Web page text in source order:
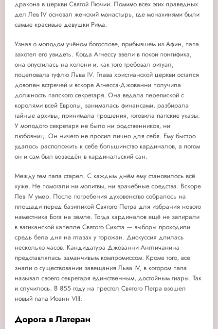
дракона в церкви Святой Лючии. Помимо всех этих праведных
дел Лев IV основал женский монастырь, где монахинями были
самые красивые девушки Рима.
Узнав о молодом учёном богослове, прибывшем из Афин, папа
захотел его увидеть. Когда Агнессу ввели в покои понтифика,
она опустилась на колени и, как того требовал ритуал,
поцеловала туфлю Льва IV. Глава христианской церкви остался
доволен встречей и вскоре Агнесса-Джованни получила
должность папского секретаря. Она ведала перепиской с
королями всей Европы, занималась финансами, разбирала
тайные архивы, принимала прошения, готовила папские указы.
У молодого секретаря не было ни родственников, ни
любовниц. Он ничего не просил лично для себя. Ему быстро
удалось расположить к себе большинство кардиналов, а потом
он и сам был возведён в кардинальский сан.
Между тем папа старел. С каждым днём ему становилось всё
хуже. Не помогали ни молитвы, ни врачебные средства. Вскоре
Лев IV умер. После погребения духовенство собралось на
площади перед базиликой Святого Петра для избрания нового
наместника Бога на земле. Тогда кардиналов ещё не запирали
в ватиканской капелле Святого Сикста — выборы проходили
средь бела дня на глазах у горожан. Дискуссия длилась
несколько часов. Кандидатура Джованни Англичанина
представлялась заманчивым компромиссом. Кроме того, все
знали о существовании завещания Льва IV, в котором папа
называл своего секретаря единственным, достойным тиары. Так
и случилось. В 855 году на престол Святого Петра взошел
новый папа Иоанн VIII.
Дорога в Латеран